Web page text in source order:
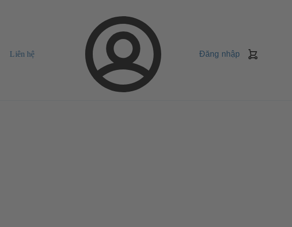
Liên hệ Đăng nhập